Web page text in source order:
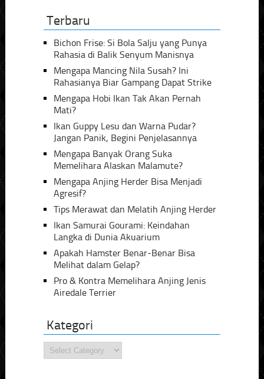
Terbaru
Bichon Frise: Si Bola Salju yang Punya
Rahasia di Balik Senyum Manisnya
Mengapa Mancing Nila Susah? Ini
Rahasianya Biar Gampang Dapat Strike
Mengapa Hobi Ikan Tak Akan Pernah
Mati?
Ikan Guppy Lesu dan Warna Pudar?
Jangan Panik, Begini Penjelasannya
Mengapa Banyak Orang Suka
Memelihara Alaskan Malamute?
Mengapa Anjing Herder Bisa Menjadi
Agresif?
Tips Merawat dan Melatih Anjing Herder
Ikan Samurai Gourami: Keindahan
Langka di Dunia Akuarium
Apakah Hamster Benar-Benar Bisa
Melihat dalam Gelap?
Pro & Kontra Memelihara Anjing Jenis
Airedale Terrier
Kategori
Kategori